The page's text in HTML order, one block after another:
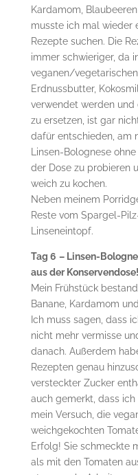
Kardamom,
musste ich mal wieder
Rezepte suchen. Die
immer schwieriger, da
veganen/vegetarischen
Erdnussbutter,
verwendet werden
zu ersetzen, ist gar
dafür entschieden, am
Linsen-Bolognese
der Dose zu probieren
weich zu kochen.
Neben meinem
Reste vom Spargel-
Linseneintopf.
Tag 6 – Linsen-
aus der Konservendose!
Mein Frühstück
Banane, Kardamom
Ich muss sagen, dass
nicht mehr vermisse
danach. Außerdem
Rezepten genau
versteckter Zucker
auch gemerkt, dass
mein Versuch, die
weichgekochten
Erfolg! Sie schmeckte
als mit den Tomaten